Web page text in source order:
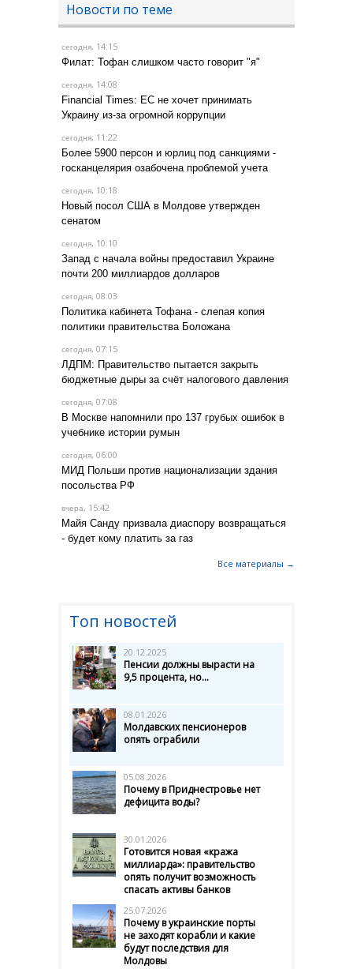
Новости по теме
сегодня, 14:15
Филат: Тофан слишком часто говорит "я"
сегодня, 14:08
Financial Times: ЕС не хочет принимать
Украину из-за огромной коррупции
сегодня, 11:22
Более 5900 персон и юрлиц под санкциями -
госканцелярия озабочена проблемой учета
сегодня, 10:18
Новый посол США в Молдове утвержден
сенатом
сегодня, 10:10
Запад с начала войны предоставил Украине
почти 200 миллиардов долларов
сегодня, 08:03
Политика кабинета Тофана - слепая копия
политики правительства Боложана
сегодня, 07:15
ЛДПМ: Правительство пытается закрыть
бюджетные дыры за счёт налогового давления
сегодня, 07:08
В Москве напомнили про 137 грубых ошибок в
учебнике истории румын
сегодня, 06:00
МИД Польши против национализации здания
посольства РФ
вчера, 15:42
Майя Санду призвала диаспору возвращаться
- будет кому платить за газ
Все материалы →
Топ новостей
20.12.2025
Пенсии должны вырасти на
9,5 процента, но...
08.01.2026
Молдавских пенсионеров
опять ограбили
05.08.2026
Почему в Приднестровье нет
дефицита воды?
30.01.2026
Готовится новая «кража
миллиарда»: правительство
опять получит возможность
спасать активы банков
25.07.2026
Почему в украинские порты
не заходят корабли и какие
будут последствия для
Молдовы